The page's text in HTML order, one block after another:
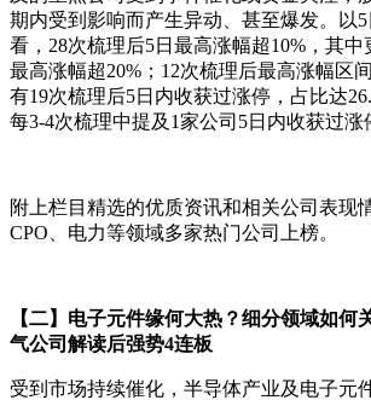
期内受到影响而产生异动、甚至爆发。以
看，28次梳理后5日最高涨幅超10%，其中
最高涨幅超20%；12次梳理后最高涨幅区
有19次梳理后5日内收获过涨停，占比达
每3-4次梳理中提及1家公司5日内收获过涨
附上栏目精选的优质资讯和相关公司表现
CPO、电力等领域多家热门公司上榜。
【二】电子元件缘何大热？细分领域如何
气公司解读后强势4连板
受到市场持续催化，半导体产业及电子元